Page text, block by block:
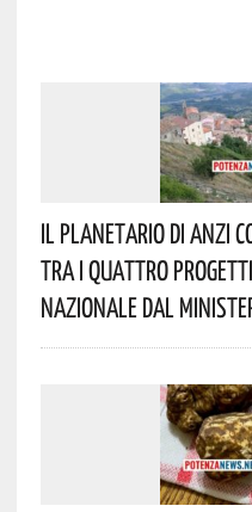
Il Planetario Di Anzi
Tra I Quattro
Nazionale Dal